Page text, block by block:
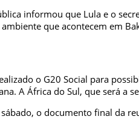
informou que Lula e o
que acontecem em
o G20 Social para
A África do Sul, que será a
o documento final da